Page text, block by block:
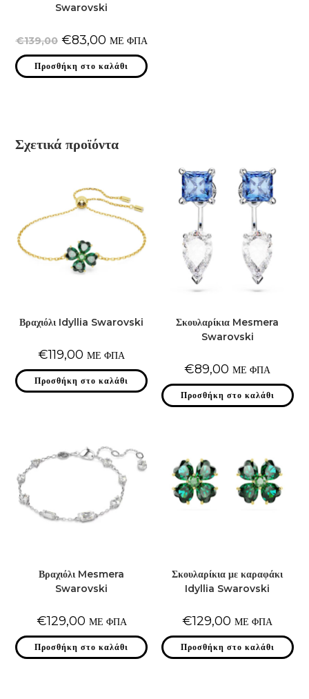
Swarovski
€139,00 Original
price
was:
€139,00.
€83,00Η
τρέχουσα
τιμή
είναι:
€83,00.
ΜΕ ΦΠΑ
Προσθήκη στο καλάθι
Σχετικά προϊόντα
Βραχιόλι Idyllia Swarovski
€119,00 ΜΕ ΦΠΑ
Προσθήκη στο καλάθι
Σκουλαρίκια Mesmera
Swarovski
€89,00 ΜΕ ΦΠΑ
Προσθήκη στο καλάθι
Βραχιόλι Mesmera
Swarovski
€129,00 ΜΕ ΦΠΑ
Προσθήκη στο καλάθι
Σκουλαρίκια με καραφάκι
Idyllia Swarovski
€129,00 ΜΕ ΦΠΑ
Προσθήκη στο καλάθι